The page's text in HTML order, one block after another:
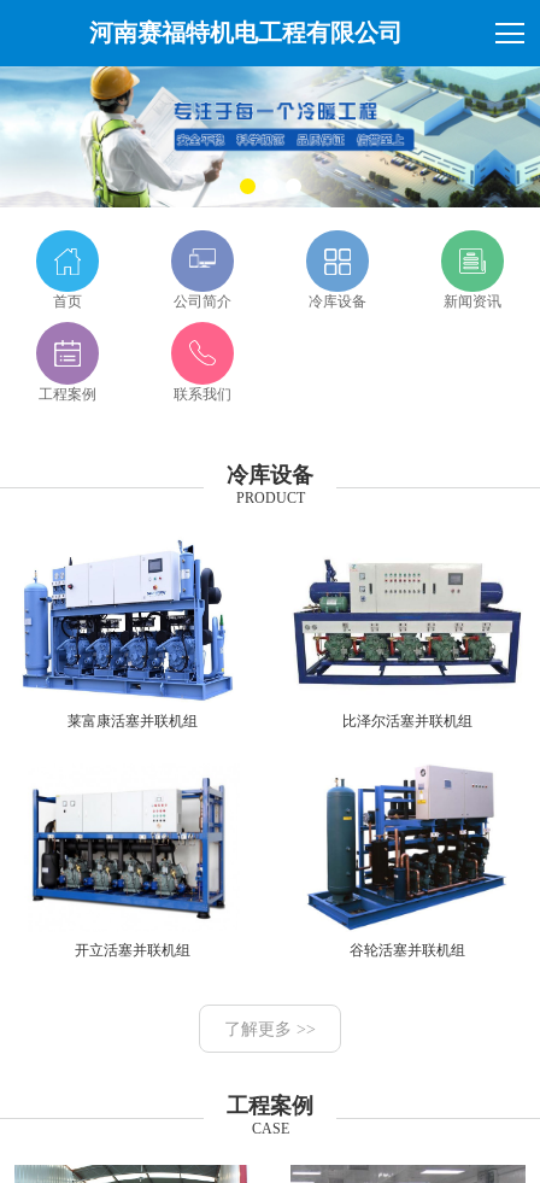
河南赛福特机电工程有限公司
首页 公司简介 冷库设备 新闻资讯
工程案例 联系我们
冷库设备
PRODUCT
莱富康活塞并联机组 比泽尔活塞并联机组
开立活塞并联机组 谷轮活塞并联机组
了解更多 >>
工程案例
CASE